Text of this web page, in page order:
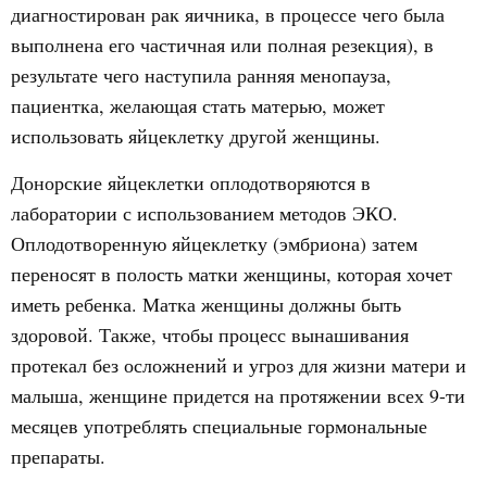
диагностирован рак яичника, в процессе чего была
выполнена его частичная или полная резекция), в
результате чего наступила ранняя менопауза,
пациентка, желающая стать матерью, может
использовать яйцеклетку другой женщины.
Донорские яйцеклетки оплодотворяются в
лаборатории с использованием методов ЭКО.
Оплодотворенную яйцеклетку (эмбриона) затем
переносят в полость матки женщины, которая хочет
иметь ребенка. Матка женщины должны быть
здоровой. Также, чтобы процесс вынашивания
протекал без осложнений и угроз для жизни матери и
малыша, женщине придется на протяжении всех 9-ти
месяцев употреблять специальные гормональные
препараты.